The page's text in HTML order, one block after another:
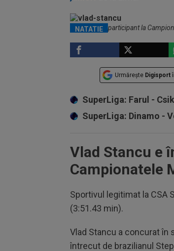
NATATIE
Vlad Stancu, participant la
Urmărește Digisport
SuperLiga: Farul -
SuperLiga: Dinamo -
Vlad Stancu e
Campionatele
Sportivul legitimat la CSA
(3:51.43 min).
Vlad Stancu a concurat în
întrecut de brazilianul